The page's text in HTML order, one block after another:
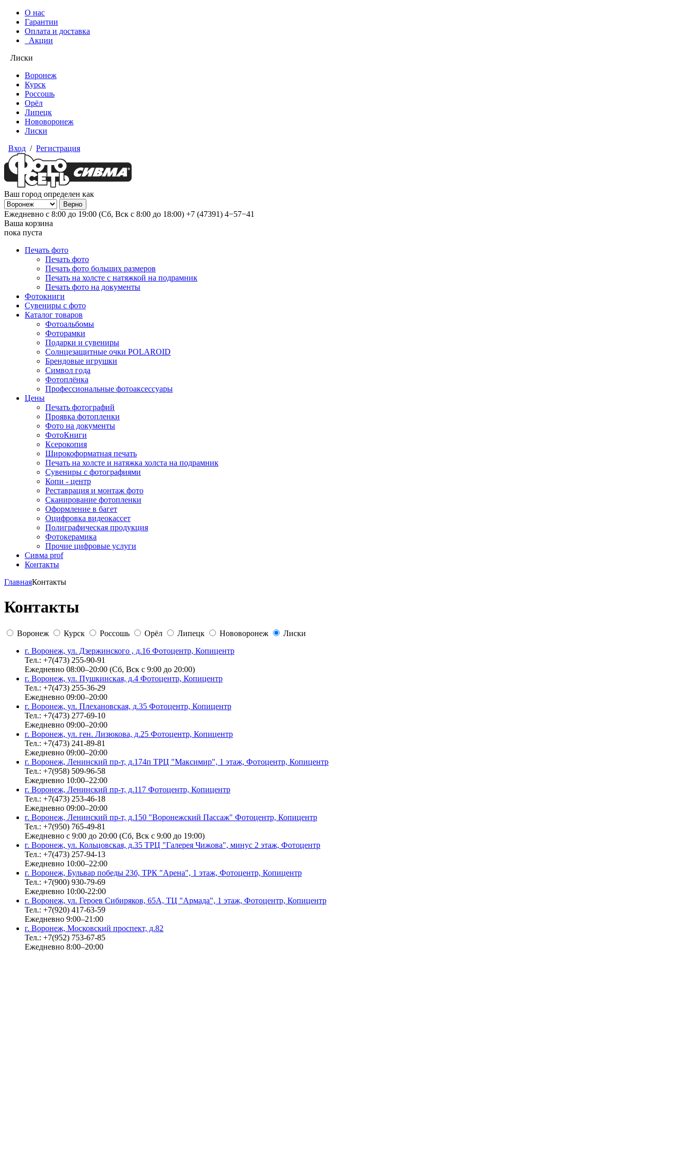
О нас
Гарантии
Оплата и доставка
Акции
Лиски
Воронеж
Курск
Россошь
Орёл
Липецк
Нововоронеж
Лиски
Вход / Регистрация
Ваш город определен как
Ежедневно с 8:00 до 19:00 (Сб, Вск с 8:00 до 18:00) +7 (47391) 4−57−41
Ваша корзина
пока пуста
Печать фото
Печать фото
Печать фото больших размеров
Печать на холсте с натяжкой на подрамник
Печать фото на документы
Фотокниги
Сувениры с фото
Каталог товаров
Фотоальбомы
Фоторамки
Подарки и сувениры
Солнцезащитные очки POLAROID
Брендовые игрушки
Символ года
Фотоплёнка
Профессиональные фотоаксессуары
Цены
Печать фотографий
Проявка фотопленки
Фото на документы
ФотоКниги
Ксерокопия
Широкоформатная печать
Печать на холсте и натяжка холста на подрамник
Сувениры с фотографиями
Копи - центр
Реставрация и монтаж фото
Сканирование фотопленки
Оформление в багет
Оцифровка видеокассет
Полиграфическая продукция
Фотокерамика
Прочие цифровые услуги
Сивма prof
Контакты
ГлавнаяКонтакты
Контакты
Воронеж Курск Россошь Орёл Липецк Нововоронеж
Лиски
г. Воронеж, ул. Дзержинского , д.16 Фотоцентр, Копицентр
Тел.: +7(473) 255-90-91
Ежедневно 08:00–20:00 (Сб, Вск с 9:00 до 20:00)
г. Воронеж, ул. Пушкинская, д.4 Фотоцентр, Копицентр
Тел.: +7(473) 255-36-29
Ежедневно 09:00–20:00
г. Воронеж, ул. Плехановская, д.35 Фотоцентр, Копицентр
Тел.: +7(473) 277-69-10
Ежедневно 09:00–20:00
г. Воронеж, ул. ген. Лизюкова, д.25 Фотоцентр, Копицентр
Тел.: +7(473) 241-89-81
Ежедневно 09:00–20:00
г. Воронеж, Ленинский пр-т, д.174п ТРЦ "Максимир", 1 этаж, Фотоцентр, Копицентр
Тел.: +7(958) 509-96-58
Ежедневно 10:00–22:00
г. Воронеж, Ленинский пр-т, д.117 Фотоцентр, Копицентр
Тел.: +7(473) 253-46-18
Ежедневно 09:00–20:00
г. Воронеж, Ленинский пр-т, д.150 "Воронежский Пассаж" Фотоцентр, Копицентр
Тел.: +7(950) 765-49-81
Ежедневно с 9:00 до 20:00 (Сб, Вск с 9:00 до 19:00)
г. Воронеж, ул. Кольцовская, д.35 ТРЦ "Галерея Чижова", минус 2 этаж, Фотоцентр
Тел.: +7(473) 257-94-13
Ежедневно 10:00–22:00
г. Воронеж, Бульвар победы 23б, ТРК "Арена", 1 этаж, Фотоцентр, Копицентр
Тел.: +7(900) 930-79-69
Ежедневно 10:00-22:00
г. Воронеж, ул. Героев Сибиряков, 65А, ТЦ "Армада", 1 этаж, Фотоцентр, Копицентр
Тел.: +7(920) 417-63-59
Ежедневно 9:00–21:00
г. Воронеж, Московский проспект, д.82
Тел.: +7(952) 753-67-85
Ежедневно 8:00–20:00